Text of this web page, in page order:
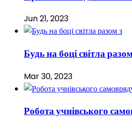
Jun 21, 2023
Будь на боці світла
Mar 30, 2023
Робота учнівського